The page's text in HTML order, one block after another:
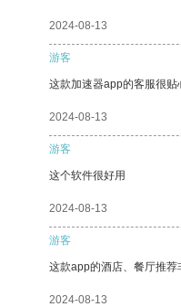
2024-08-13
游客
这款加速器app的客服很贴
2024-08-13
游客
这个软件很好用
2024-08-13
游客
这款app的酒店、餐厅推荐
2024-08-13